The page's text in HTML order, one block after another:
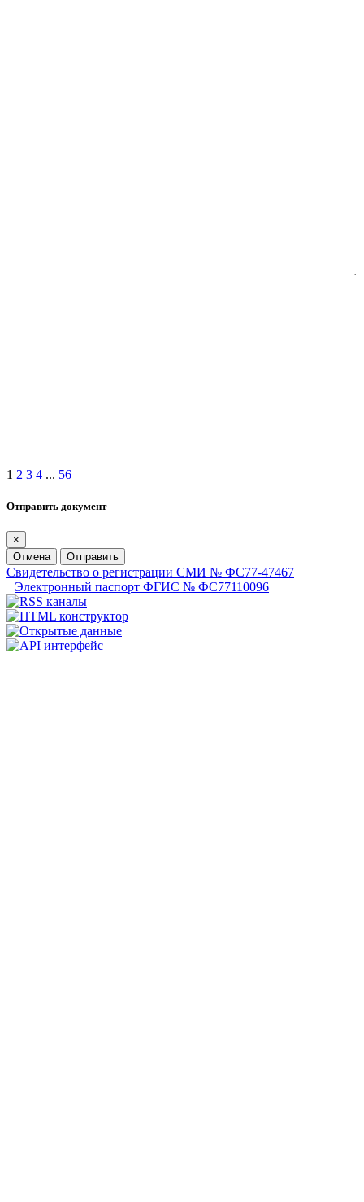
1 2 3 4 ... 56
Отправить документ
×
Отмена
Отправить
Свидетельство о регистрации СМИ № ФС77-47467
Электронный паспорт ФГИС № ФС77110096